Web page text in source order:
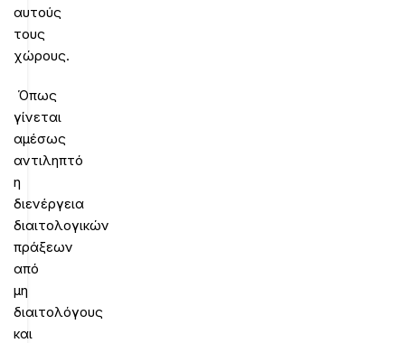
αυτούς
τους
χώρους.
Όπως
γίνεται
αμέσως
αντιληπτό
η
διενέργεια
διαιτολογικών
πράξεων
από
μη
διαιτολόγους
και